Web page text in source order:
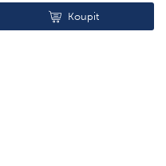
Koupit